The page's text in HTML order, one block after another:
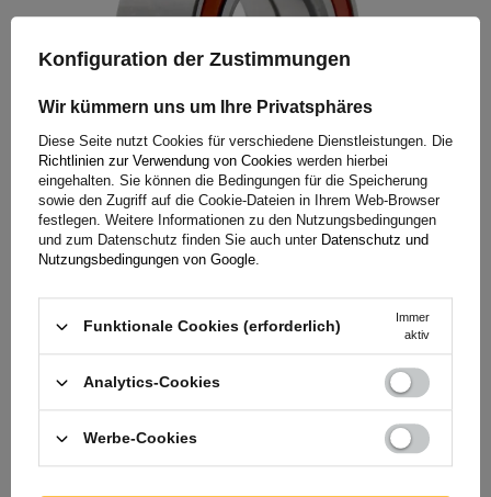
Wartungsfreie Lager und einfache
Installation
Die Achsen sind mit fortschrittlichen Kompaktlagern
zuverlässigen Systems darstellen. Diese präzise entwickelten
Komponenten verbinden hohe Haltbarkeit mit einfacher
Handhabung und bieten eine optimale Leistung unter
verschiedenen Einsatzbedingungen. Die Lager sind
Konfiguration der Zustimmungen
Wir kümmern uns um Ihre Privatsphäres
Diese Seite nutzt Cookies für verschiedene Dienstleistungen. Die
Richtlinien zur Verwendung von Cookies werden hierbei
eingehalten. Sie können die Bedingungen für die Speicherung
sowie den Zugriff auf die Cookie-Dateien in Ihrem Web-Browser
festlegen. Weitere Informationen zu den Nutzungsbedingungen
und zum Datenschutz finden Sie auch unter Datenschutz und
Nutzungsbedingungen von Google.
Funktionale Cookies (erforderlich)
Immer
aktiv
Analytics-Cookies
Werbe-Cookies